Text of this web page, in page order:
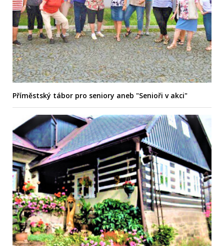
Příměstský tábor pro seniory aneb "Senioři v akci"